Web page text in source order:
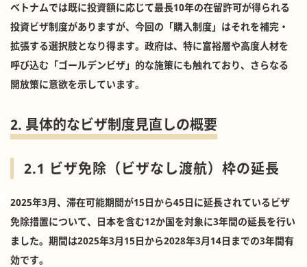
ベトナムでは既に投資額に応じて最長10年の在留許可が得られる
投資ビザ制度がありますが、今回の「購入制度」はそれを補完・
拡張する選択肢となり得ます。政府は、特に富裕層や高度人材を
呼び込む「ゴールデンビザ」的な施策にも触れており、さらなる
開放策に意欲を示しています。
2. 具体的なビザ制度見直しの概要
2.1 ビザ免除（ビザなし渡航）枠の延長
2025年3月、滞在可能期間が15日から45日に延長されているビザ
免除措置について、日本を含む12か国を対象に3年間の延長を行い
ました。期間は2025年3月15日から2028年3月14日までの3年間有
効です。